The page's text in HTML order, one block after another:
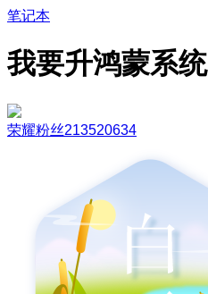
笔记本
我要升鸿蒙系统
荣耀粉丝213520634